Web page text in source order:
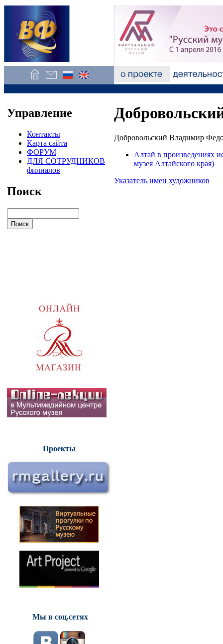
Управление
Контакты
Карта сайта
ФОРУМ
ДЛЯ СОТРУДНИКОВ
филиалов
Поиск
Проекты
Мы в соц.сетях
Добровольский Владимир
Алтай в произведениях
музея Алтайского края)
Указатель имен художников